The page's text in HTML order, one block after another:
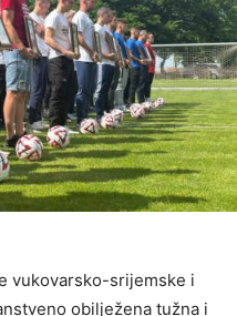
vukovarsko-srijemske i
obilježena tužna i